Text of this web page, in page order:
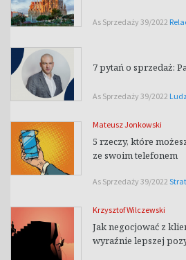
As Sprzedaży 39/2022
7 pytań o sprzedaż:
As Sprzedaży 39/2022
Mateusz Jonkowski
5 rzeczy, które
ze swoim telefonem
As Sprzedaży 39/2022
Krzysztof Wilczewski
Jak negocjować z
wyraźnie lepszej